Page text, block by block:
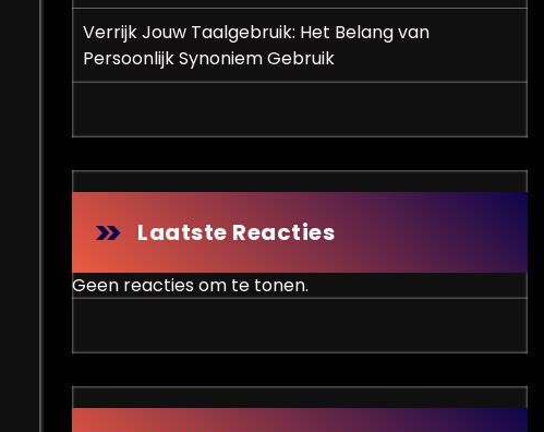
Verrijk Jouw Taalgebruik: Het Belang van
Persoonlijk Synoniem Gebruik
Laatste Reacties
Geen reacties om te tonen.